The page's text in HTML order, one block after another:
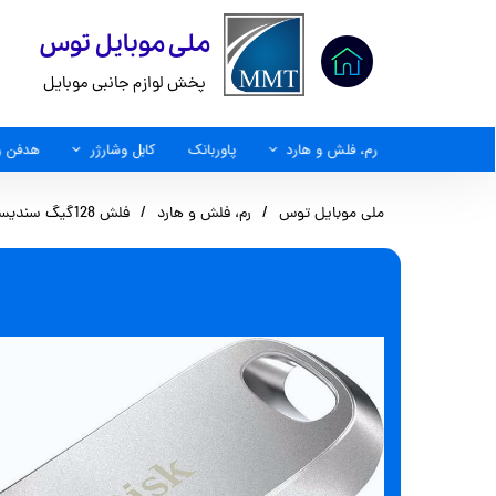
​ملی موبایل توس
پخش لوازم جانبی موبایل
رم، فلش و هارد پاوربانک کابل وشارژر هدفن
ملی موبایل توس رم، فلش و هارد فلش 128گیگ سندیسک usb3.2 مدل SDCZ74